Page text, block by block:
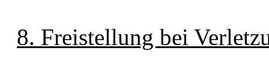
8. Freistellung bei